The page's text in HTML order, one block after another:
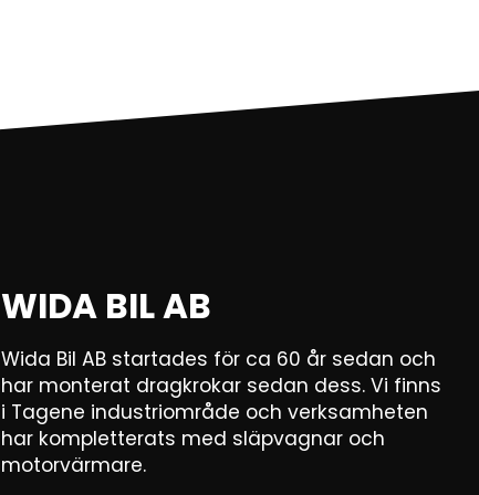
WIDA BIL AB
Wida Bil AB startades för ca 60 år sedan och
har monterat dragkrokar sedan dess. Vi finns
i Tagene industriområde och verksamheten
har kompletterats med släpvagnar och
motorvärmare.